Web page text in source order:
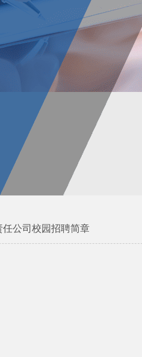
公司校园招聘简章